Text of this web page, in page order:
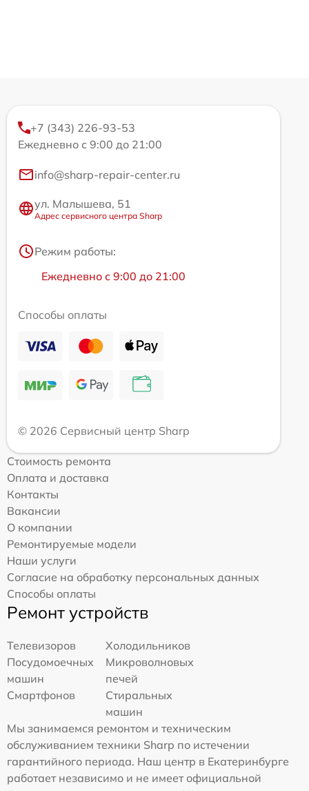
+7 (343) 226-93-53
Ежедневно с 9:00 до 21:00
info@sharp-repair-center.ru
ул. Малышева, 51
Адрес сервисного центра Sharp
Режим работы:
Ежедневно с 9:00 до 21:00
Способы оплаты
© 2026 Сервисный центр Sharp
Стоимость ремонта
Оплата и доставка
Контакты
Вакансии
О компании
Ремонтируемые модели
Наши услуги
Согласие на обработку персональных данных
Способы оплаты
Ремонт устройств
Телевизоров
Холодильников
Посудомоечных
машин
Микроволновых
печей
Смартфонов
Стиральных
машин
Мы занимаемся ремонтом и техническим
обслуживанием техники Sharp по истечении
гарантийного периода. Наш центр в Екатеринбурге
работает независимо и не имеет официальной